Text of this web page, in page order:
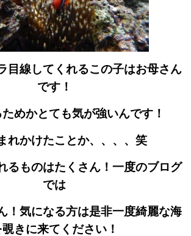
目線してくれるこの子はお母さん
です！
めかとても気が強いんです！
れかけたことか、、、、笑
るものはたくさん！一度のブログ
では
！気になる方は是非一度綺麗な海
覗きに来てください！